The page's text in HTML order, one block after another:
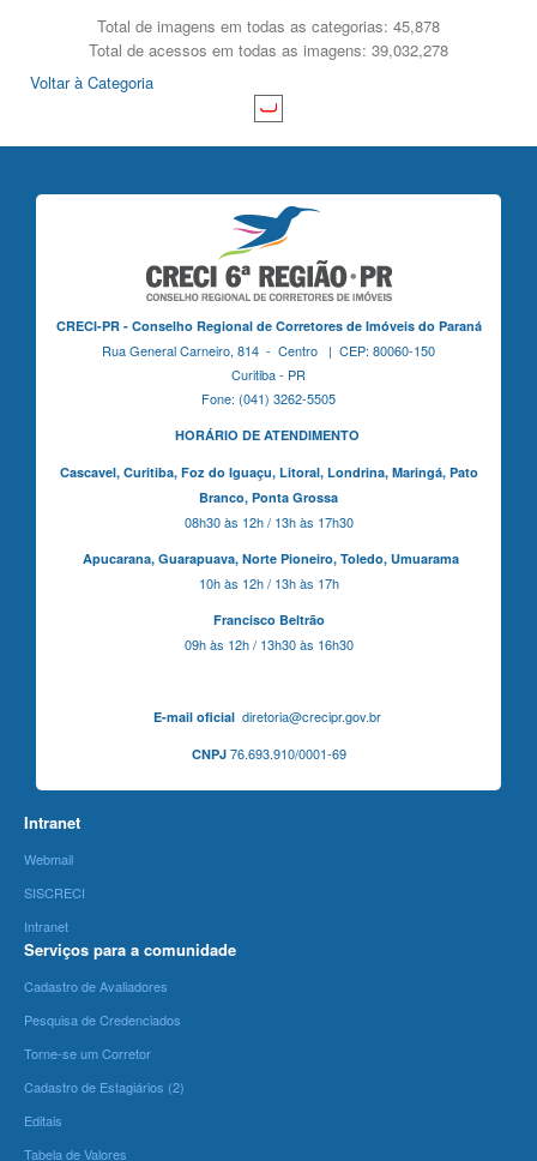
Total de imagens em todas as categorias: 45,878
Total de acessos em todas as imagens: 39,032,278
Voltar à Categoria
CRECI-PR - Conselho Regional de Corretores de Imóveis do Paraná
Rua General Carneiro, 814 - Centro | CEP: 80060-150
Curitiba - PR
Fone: (041) 3262-5505
HORÁRIO DE ATENDIMENTO
Cascavel, Curitiba,Foz do Iguaçu, Litoral, Londrina, Maringá, Pato
Branco, Ponta Grossa
08h30 às 12h / 13h às 17h30
Apucarana, Guarapuava, Norte Pioneiro, Toledo, Umuarama
10h às 12h / 13h às 17h
Francisco Beltrão
09h às 12h / 13h30 às 16h30
E-mail oficialdiretoria@crecipr.gov.br
CNPJ76.693.910/0001-69
Intranet
Webmail
SISCRECI
Intranet
Serviços para a comunidade
Cadastro de Avaliadores
Pesquisa de Credenciados
Torne-se um Corretor
Cadastro de Estagiários (2)
Editais
Tabela de Valores